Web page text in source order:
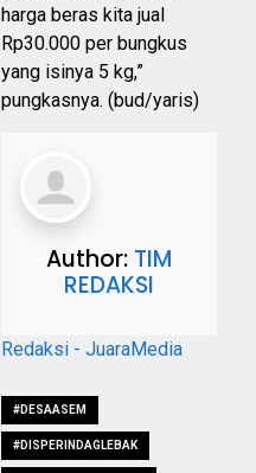
harga beras kita jual
Rp30.000 per bungkus
yang isinya 5 kg,”
pungkasnya. (bud/yaris)
Author: TIM
REDAKSI
Redaksi - JuaraMedia
#DESAASEM
#DISPERINDAGLEBAK